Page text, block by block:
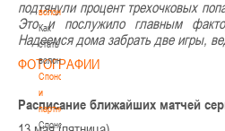
волонтером
Как
стать
волонтером
Спонсоры
и
партнеры
Спонсоры
подтянули процент трехочковых
Это и послужило главным
Надеемся дома забрать две игры,
ФОТОГРАФИИ
Расписание ближайших матчей